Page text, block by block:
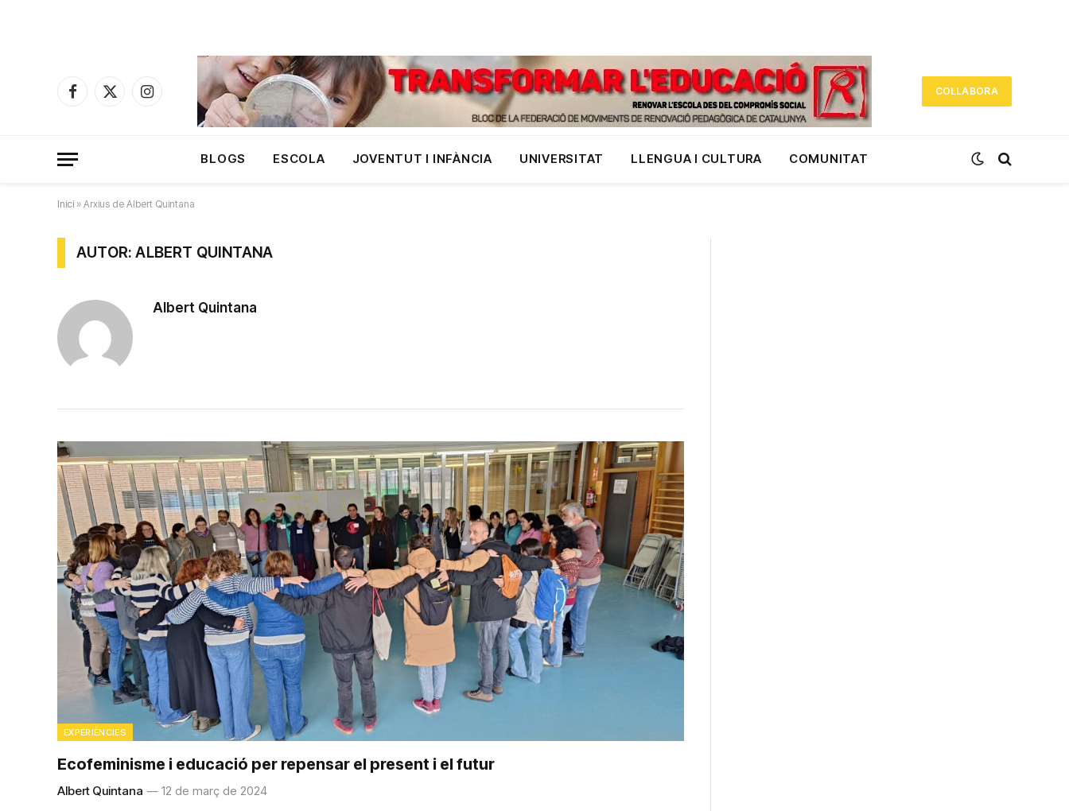
Facebook
X
Instagram
COL·LABORA
BLOGS ESCOLA JOVENTUT I INFÀNCIA UNIVERSITAT LLENGUA I CULTURA COMUNITAT
Inici » Arxius de Albert Quintana
AUTOR: ALBERT QUINTANA
Albert Quintana
EXPERIÈNCIES
Ecofeminisme i educació per repensar el present i el futur
Albert Quintana 12 de març de 2024